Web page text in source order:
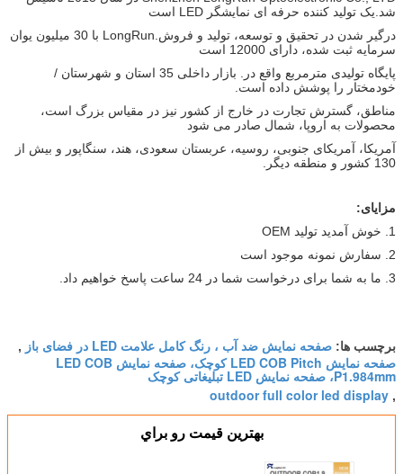
شد.یک تولید کننده حرفه ای نمایشگر LED است
درگیر شدن در تحقیق و توسعه، تولید و فروش.LongRun با 30 میلیون یوان
سرمایه ثبت شده، دارای 12000 است
پایگاه تولیدی مترمربع واقع در. بازار داخلی 35 استان و شهرستان /
خودمختار را پوشش داده است.
مناطق، گسترش تجارت در خارج از کشور نیز در مقیاس بزرگ است،
محصولات به اروپا، شمال صادر می شود
آمریکا، آمریکای جنوبی، روسیه، عربستان سعودی، هند، سنگاپور و بیش از
130 کشور و منطقه دیگر.
مزایای:
1. خوش آمدید تولید OEM
2. سفارش نمونه موجود است
3. ما به شما برای درخواست شما در 24 ساعت پاسخ خواهیم داد.
برچسب ها: صفحه نمایش ضد آب ، رنگ کامل علامت LED در فضای باز ,
صفحه نمایش LED COB Pitch کوچک، صفحه نمایش LED COB
P1.984mm، صفحه نمایش LED تبلیغاتی کوچک
,
outdoor full color led display
بهترين قيمت رو براي